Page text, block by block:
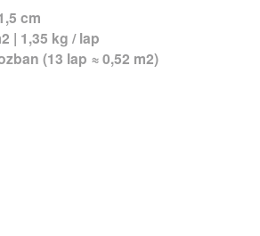
cm
| 1,35 kg / lap
(13 lap ≈ 0,52 m2)